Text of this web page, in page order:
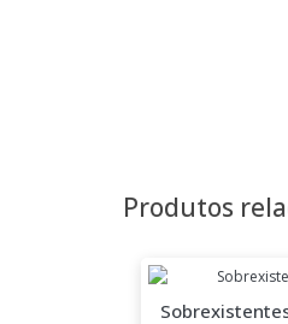
Produtos